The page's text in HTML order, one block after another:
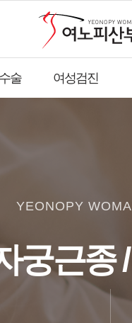
술 여성검진
YEONOPY
궁근종